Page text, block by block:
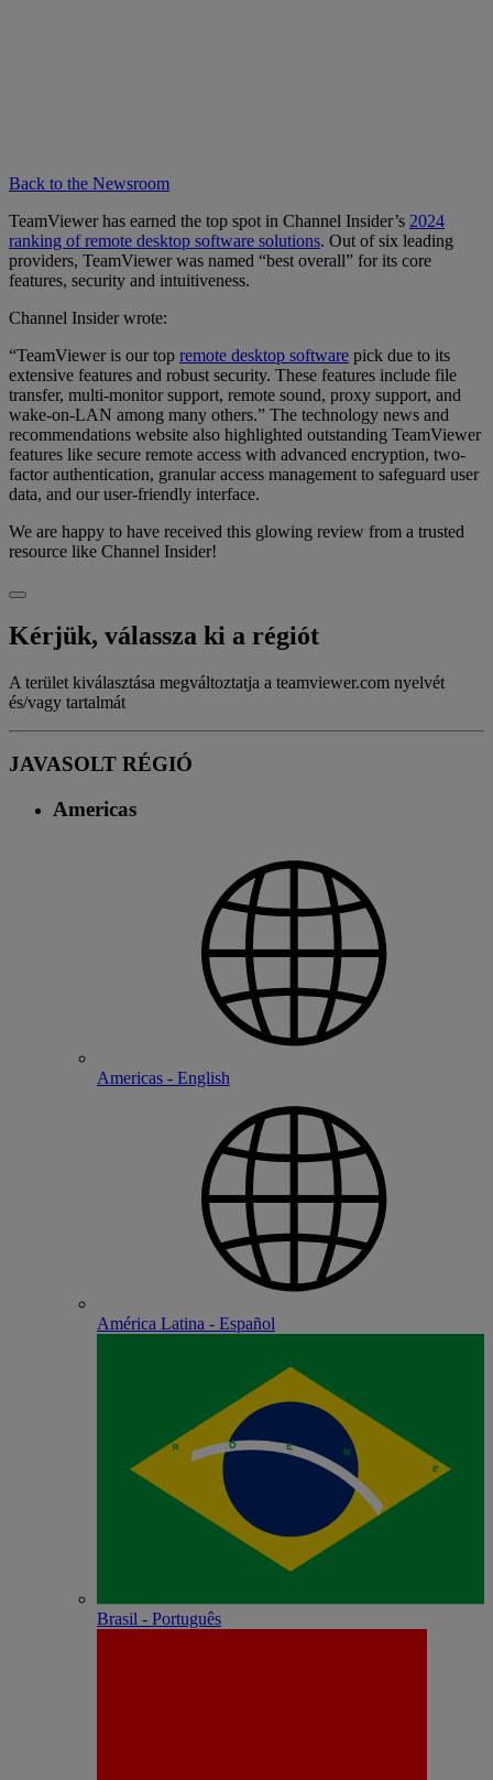
Back to the Newsroom
TeamViewer has earned the top spot in Channel Insider’s 2024
ranking of remote desktop software solutions. Out of six leading
providers, TeamViewer was named “best overall” for its core
features, security and intuitiveness.
Channel Insider wrote:
“TeamViewer is our top remote desktop software pick due to its
extensive features and robust security. These features include file
transfer, multi-monitor support, remote sound, proxy support, and
wake-on-LAN among many others.” The technology news and
recommendations website also highlighted outstanding TeamViewer
features like secure remote access with advanced encryption, two-
factor authentication, granular access management to safeguard user
data, and our user-friendly interface.
We are happy to have received this glowing review from a trusted
resource like Channel Insider!
Kérjük, válassza ki a régiót
A terület kiválasztása megváltoztatja a teamviewer.com nyelvét
és/vagy tartalmát
JAVASOLT RÉGIÓ
Americas
Americas - English
América Latina - Español
Brasil - Português